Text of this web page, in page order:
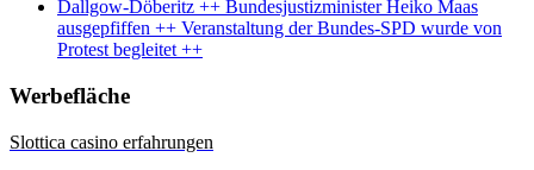
Dallgow-Döberitz ++ Bundesjustizminister Heiko Maas
ausgepfiffen ++ Veranstaltung der Bundes-SPD wurde von
Protest begleitet ++
Werbefläche
Slottica casino erfahrungen